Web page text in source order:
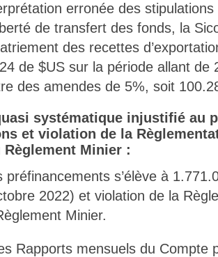
erronée des
de transfert des fonds, la
des recettes
de $US sur la période allant de
des amendes de 5%, soit
systématique injustifié au
et violation de la
Règlement Minier :
préfinancements s’élève à
2022) et violation de la
Minier.
Rapports mensuels du Compte